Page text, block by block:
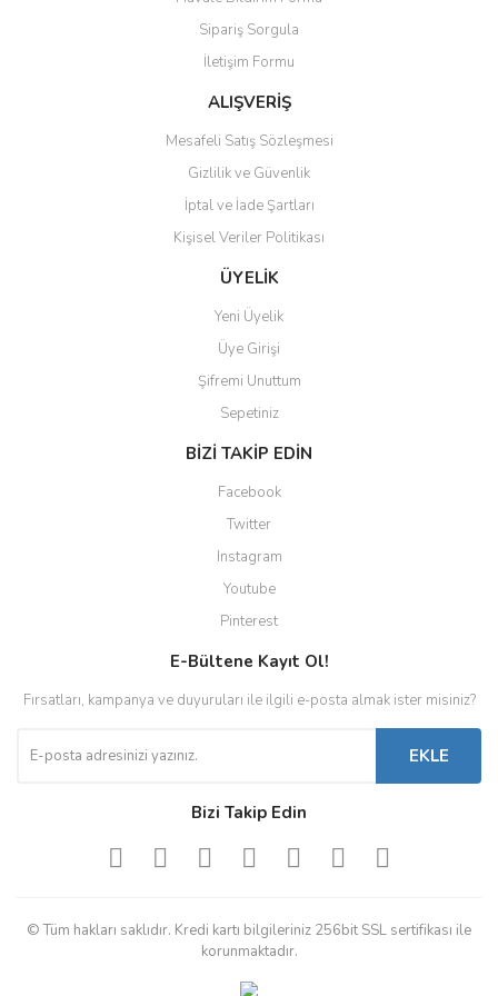
Ürün bilgilerinde hatalar bulunuyor.
Ürün fiyatı diğer sitelerden daha pahalı.
Bu ürüne benzer farklı alternatifler olmalı.
Gönder
Sipariş Sorgula
İletişim Formu
ALIŞVERİŞ
Mesafeli Satış Sözleşmesi
Gizlilik ve Güvenlik
İptal ve İade Şartları
Kişisel Veriler Politikası
ÜYELİK
Yeni Üyelik
Üye Girişi
Şifremi Unuttum
Sepetiniz
BİZİ TAKİP EDİN
Facebook
Twitter
Instagram
Youtube
Pinterest
E-Bültene Kayıt Ol!
Fırsatları, kampanya ve duyuruları ile ilgili e-posta almak ister misiniz?
EKLE
Bizi Takip Edin
© Tüm hakları saklıdır. Kredi kartı bilgileriniz 256bit SSL sertifikası ile
korunmaktadır.